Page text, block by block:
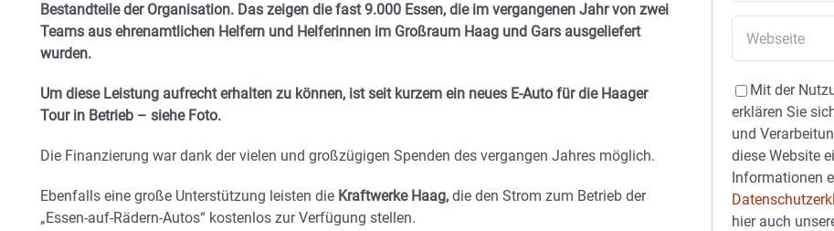
Bestandteile der Organisation. Das zeigen die fast 9.000 Essen, die im vergangenen Jahr von zwei
Teams aus ehrenamtlichen Helfern und Helferinnen im Großraum Haag und Gars ausgeliefert
wurden.
Um diese Leistung aufrecht erhalten zu können, ist seit kurzem ein neues E-Auto für die Haager
Tour in Betrieb – siehe Foto.
Die Finanzierung war dank der vielen und großzügigen Spenden des vergangen Jahres möglich.
Ebenfalls eine große Unterstützung leisten die Kraftwerke Haag, die den Strom zum Betrieb der
„Essen-auf-Rädern-Autos“ kostenlos zur Verfügung stellen.
Mit der
erklären Sie
und
diese Website
Informationen
hier auch